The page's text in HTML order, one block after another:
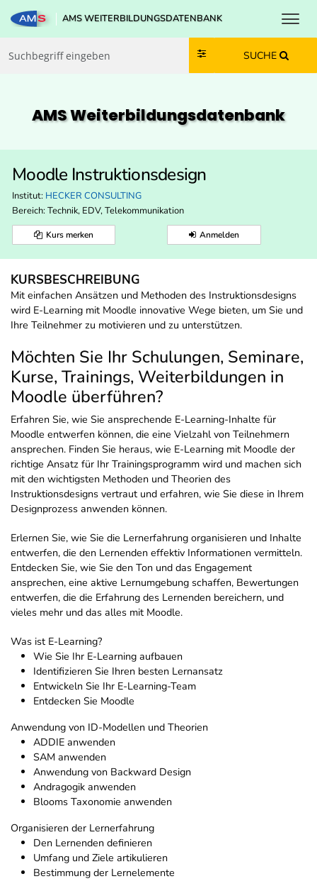
Zum Inhalt springen
Zum Navmenü springen
Zur Suche springen
Zur Footer springen
AMS WEITERBILDUNGSDATENBANK
SUCHE
AMS Weiterbildungs­datenbank
Moodle Instruktionsdesign
Institut: HECKER CONSULTING
Bereich: Technik, EDV, Telekommunikation
Kurs merken Anmelden
KURSBESCHREIBUNG
Mit einfachen Ansätzen und Methoden des Instruktionsdesigns
wird E-Learning mit Moodle innovative Wege bieten, um Sie und
Ihre Teilnehmer zu motivieren und zu unterstützen.
Möchten Sie Ihr Schulungen, Seminare,
Kurse, Trainings, Weiterbildungen in
Moodle überführen?
Erfahren Sie, wie Sie ansprechende E-Learning-Inhalte für
Moodle entwerfen können, die eine Vielzahl von Teilnehmern
ansprechen. Finden Sie heraus, wie E-Learning mit Moodle der
richtige Ansatz für Ihr Trainingsprogramm wird und machen sich
mit den wichtigsten Methoden und Theorien des
Instruktionsdesigns vertraut und erfahren, wie Sie diese in Ihrem
Designprozess anwenden können.
Erlernen Sie, wie Sie die Lernerfahrung organisieren und Inhalte
entwerfen, die den Lernenden effektiv Informationen vermitteln.
Entdecken Sie, wie Sie den Ton und das Engagement
ansprechen, eine aktive Lernumgebung schaffen, Bewertungen
entwerfen, die die Erfahrung des Lernenden bereichern, und
vieles mehr und das alles mit Moodle.
Was ist E-Learning?
Wie Sie Ihr E-Learning aufbauen
Identifizieren Sie Ihren besten Lernansatz
Entwickeln Sie Ihr E-Learning-Team
Entdecken Sie Moodle
Anwendung von ID-Modellen und Theorien
ADDIE anwenden
SAM anwenden
Anwendung von Backward Design
Andragogik anwenden
Blooms Taxonomie anwenden
Organisieren der Lernerfahrung
Den Lernenden definieren
Umfang und Ziele artikulieren
Bestimmung der Lernelemente